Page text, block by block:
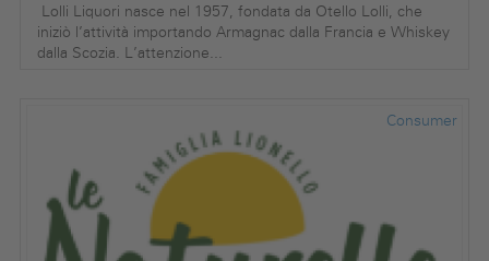
Lolli Liquori nasce nel 1957, fondata da Otello Lolli, che
iniziò l’attività importando Armagnac dalla Francia e Whiskey
dalla Scozia. L’attenzione...
Consumer